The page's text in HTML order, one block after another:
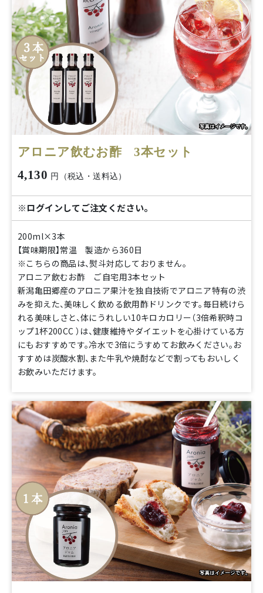
アロニア飲むお酢 3本セット
4,130 円（税込・送料込）
※ログインしてご注文ください。
200ml×3本
【賞味期限】常温 製造から360日
※こちらの商品は、熨斗対応しておりません。
アロニア飲むお酢 ご自宅用3本セット
新潟亀田郷産のアロニア果汁を独自技術でアロニア特有の渋
みを抑えた、美味しく飲める飲用酢ドリンクです。毎日続けら
れる美味しさと、体にうれしい10キロカロリー（3倍希釈時コ
ップ1杯200CC ）は、健康維持やダイエットを心掛けている方
にもおすすめです。冷水で3倍にうすめてお飲みください。お
すすめは炭酸水割、また牛乳や焼酎などで割ってもおいしく
お飲みいただけます。